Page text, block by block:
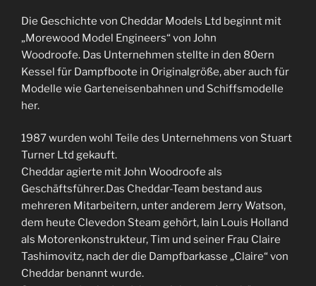
Die Geschichte von Cheddar Models Ltd beginnt mit
„Morewood Model Engineers“ von John
Woodroofe. Das Unternehmen stellte in den 80ern
Kessel für Dampfboote in Originalgröße, aber auch für
Modelle wie Garteneisenbahnen und Schiffsmodelle
her.
1987 wurden wohl Teile des Unternehmens von Stuart
Turner Ltd gekauft.
Cheddar agierte mit John Woodroofe als
Geschäftsführer.Das Cheddar-Team bestand aus
mehreren Mitarbeitern, unter anderem Jerry Watson,
dem heute Clevedon Steam gehört, Iain Louis Holland
als Motorenkonstrukteur, Tim und seiner Frau Claire
Tashimovitz, nach der die Dampfbarkasse „Claire“ von
Cheddar benannt wurde.